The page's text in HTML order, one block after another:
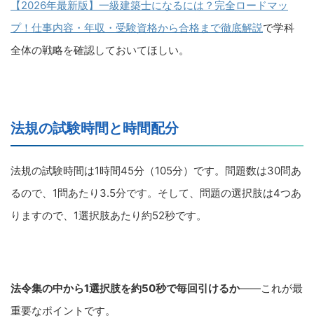
【2026年最新版】一級建築士になるには？完全ロードマッ
プ！仕事内容・年収・受験資格から合格まで徹底解説で学科
全体の戦略を確認しておいてほしい。
法規の試験時間と時間配分
法規の試験時間は1時間45分（105分）です。問題数は30問あ
るので、1問あたり3.5分です。そして、問題の選択肢は4つあ
りますので、1選択肢あたり約52秒です。
法令集の中から1選択肢を約50秒で毎回引けるか――これが最
重要なポイントです。